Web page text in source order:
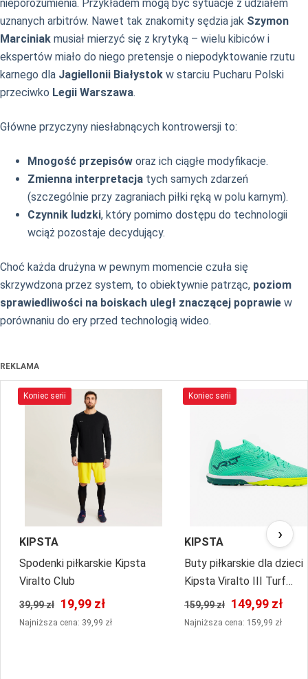
nieporozumienia. Przykładem mogą być sytuacje z udziałem
uznanych arbitrów. Nawet tak znakomity sędzia jak Szymon
Marciniak musiał mierzyć się z krytyką – wielu kibiców i
ekspertów miało do niego pretensje o niepodyktowanie rzutu
karnego dla Jagiellonii Białystok w starciu Pucharu Polski
przeciwko Legii Warszawa.
Główne przyczyny niesłabnących kontrowersji to:
Mnogość przepisów oraz ich ciągłe modyfikacje.
Zmienna interpretacja tych samych zdarzeń
(szczególnie przy zagraniach piłki ręką w polu karnym).
Czynnik ludzki, który pomimo dostępu do technologii
wciąż pozostaje decydujący.
Choć każda drużyna w pewnym momencie czuła się
skrzywdzona przez system, to obiektywnie patrząc, poziom
sprawiedliwości na boiskach uległ znaczącej poprawie w
porównaniu do ery przed technologią wideo.
REKLAMA
Koniec serii
KIPSTA
Spodenki piłkarskie Kipsta
Viralto Club
39,99 zł 19,99 zł
Najniższa cena: 39,99 zł
Koniec serii
KIPSTA
Buty piłkarskie dla dzieci
Kipsta Viralto III Turf
sznurowane
159,99 zł 149,99 zł
Najniższa cena: 159,99 zł
›